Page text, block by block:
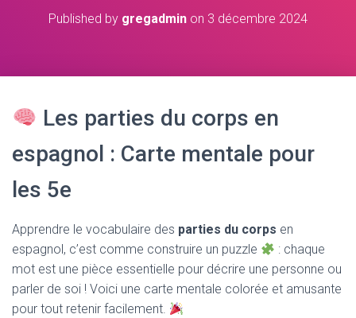
Published by gregadmin on 3 décembre 2024
Les parties du corps en
espagnol : Carte mentale pour
les 5e
Apprendre le vocabulaire des parties du corps en
espagnol, c’est comme construire un puzzle
: chaque
mot est une pièce essentielle pour décrire une personne ou
parler de soi ! Voici une carte mentale colorée et amusante
pour tout retenir facilement.